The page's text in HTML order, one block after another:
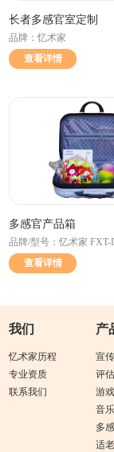
长者多感官室定制
品牌：忆术家
查看详情
多感官产品箱
品牌/型号：忆术家 FXT-
查看详情
我们
忆术家历程
专业资质
联系我们
产
宣
评
游
音
多
适